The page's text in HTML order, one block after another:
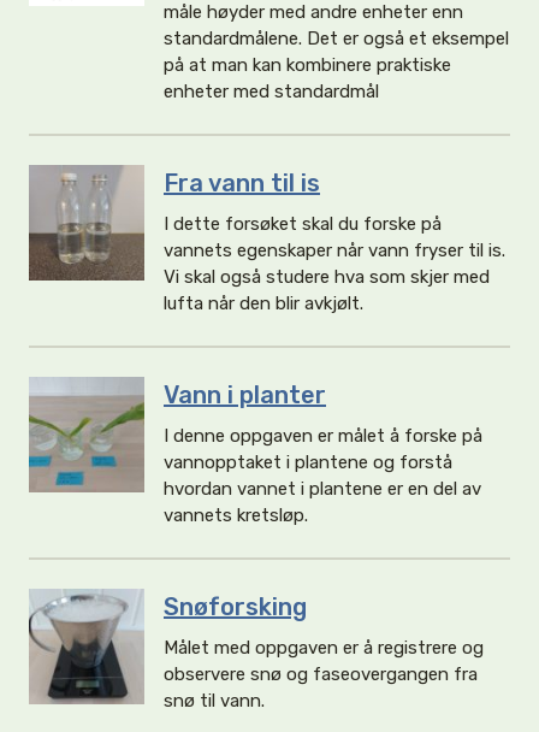
måle høyder med andre enheter enn
standardmålene. Det er også et eksempel
på at man kan kombinere praktiske
enheter med standardmål
Fra vann til is
I dette forsøket skal du forske på
vannets egenskaper når vann fryser til is.
Vi skal også studere hva som skjer med
lufta når den blir avkjølt.
Vann i planter
I denne oppgaven er målet å forske på
vannopptaket i plantene og forstå
hvordan vannet i plantene er en del av
vannets kretsløp.
Snøforsking
Målet med oppgaven er å registrere og
observere snø og faseovergangen fra
snø til vann.